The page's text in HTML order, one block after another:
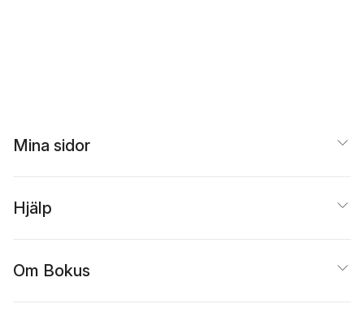
Mina sidor
Hjälp
Om Bokus